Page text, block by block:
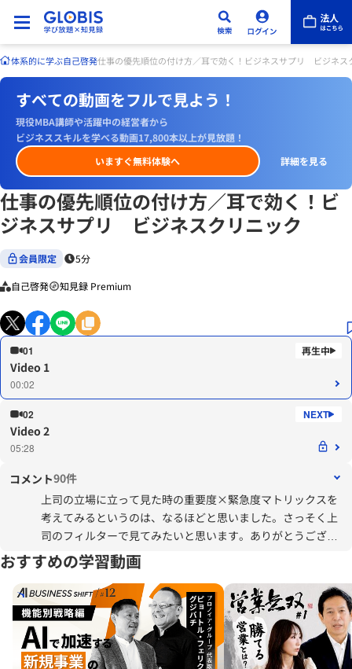
体系的に学ぶ自己啓発仕事の優先順位の付け方／耳で効く！ビジネスサプリ ビジネス
すべての動画をフルで見よう！
現役MBA講師や活躍中の経営者から
ビジネススキルを学べる動画17,800本以上が見放題！
いますぐ無料体験へ
詳細を見る
仕事の優先順位の付け方／耳で効く！ビ
ジネスサプリ ビジネスクリニック
会員限定 5分
自己啓発 知見録 Premium
01
Video 1
00:02
02
Video 2
05:28
コメント90件
上司の立場に立って見た時の重要度×緊急度マトリックスを
考えてみるというのは、なるほどと思いました。さっそく上
司のフィルターで見てみたいと思います。ありがとうござい
ました。
おすすめの学習動画